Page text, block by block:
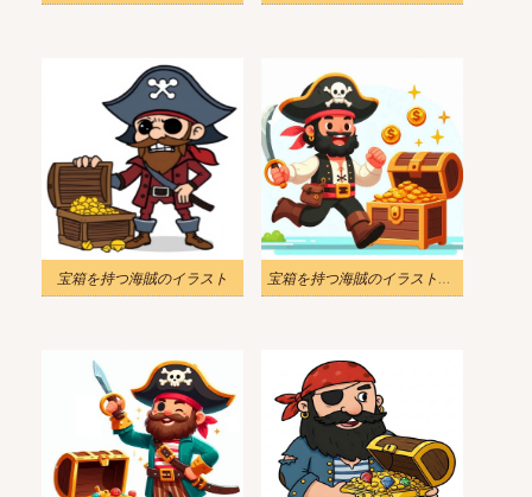
宝箱を持つ海賊のイラスト 宝箱を持つ海賊のイラスト無料